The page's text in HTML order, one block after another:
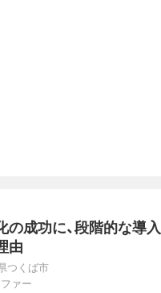
の成功に、段階的な導入
由
つくば市
ァー